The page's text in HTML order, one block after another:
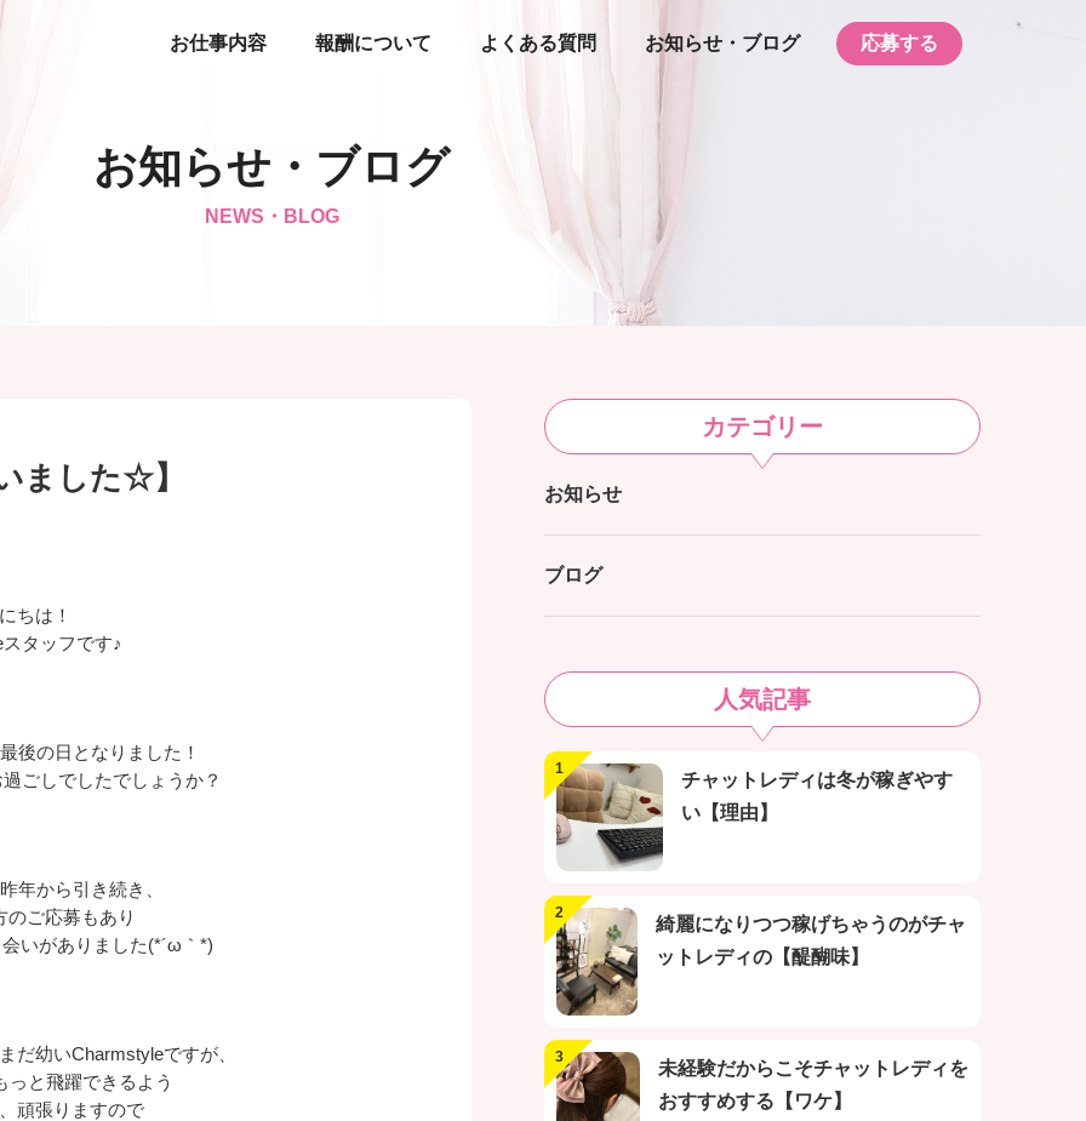
お仕事内容 報酬について よくある質問 お知らせ・ブログ 応募する
お知らせ・ブログ
NEWS・BLOG
ました☆】
ちは！
タッフです♪
後の日となりました！
ごしでしたでしょうか？
年から引き続き、
のご応募もあり
いがありました(*´ω｀*)
だ幼いCharmstyleですが、
っと飛躍できるよう
頑張りますので
カテゴリー
お知らせ
ブログ
人気記事
チャットレディは冬が稼ぎやす
い【理由】
綺麗になりつつ稼げちゃうのがチャ
ットレディの【醍醐味】
未経験だからこそチャットレディを
おすすめする【ワケ】